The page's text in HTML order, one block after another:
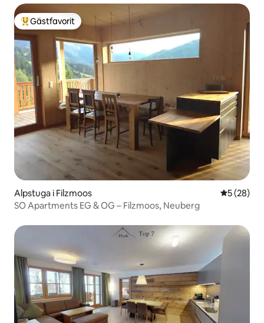
Populär gästfavorit
Gästfavorit
Alpstuga i Filzmoos 5 av 5 i
5 (28)
SO Apartments EG & OG – Filzmoos, Neuberg